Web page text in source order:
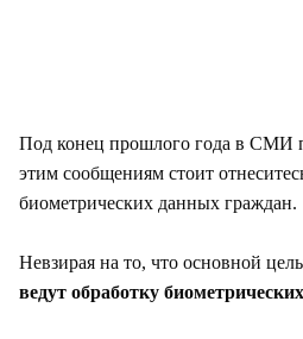
Под конец прошлого года в СМИ
этим сообщениям стоит
биометрических данных граждан.
Невзирая на то, что основной
ведут обработку